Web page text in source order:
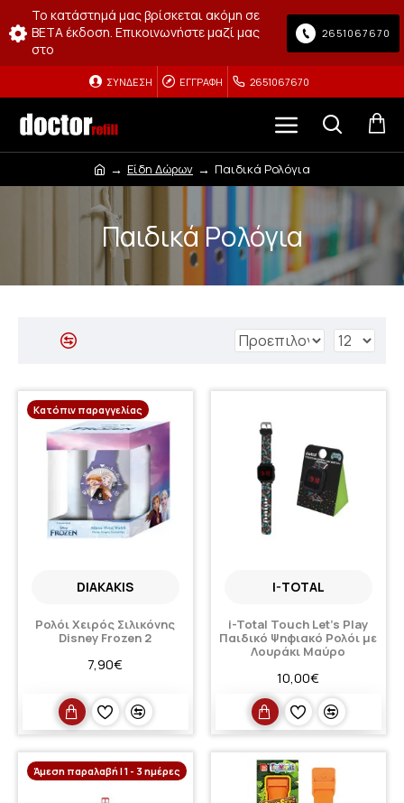
Το κατάστημά μας βρίσκεται ακόμη σε
BETA έκδοση. Επικοινωνήστε μαζί μας
στο
2651067670
ΣΎΝΔΕΣΗ ΕΓΓΡΑΦΉ 2651067670
Είδη Δώρων Παιδικά Ρολόγια
Παιδικά Ρολόγια
Κατόπιν παραγγελίας
DIAKAKIS
Ρολόι Χειρός Σιλικόνης
Disney Frozen 2
7,90€
I-TOTAL
i-Total Touch Let's Play
Παιδικό Ψηφιακό Ρολόι με
Λουράκι Μαύρο
10,00€
Άμεση παραλαβή | 1 - 3 ημέρες